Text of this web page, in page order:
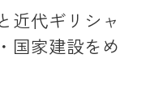
近代ギリシャ
国家建設をめ